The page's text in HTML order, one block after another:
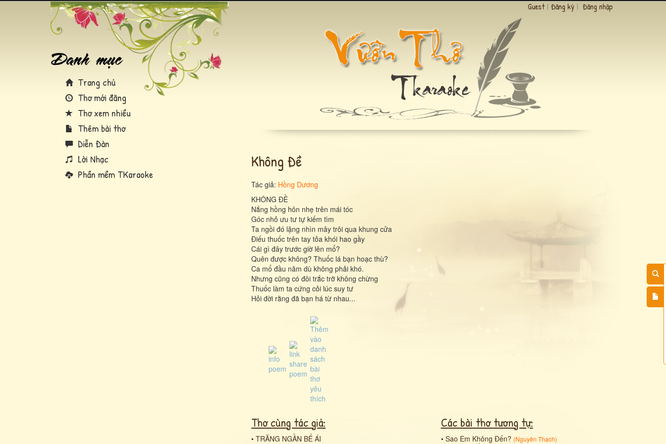
Trang chủ
Thơ mới đăng
Thơ xem nhiều
Thêm bài thơ
Diễn Đàn
Lời Nhạc
Phần mềm TKaraoke
Guest | Đăng ký | Đăng nhập
Không Đề
Tác giả: Hồng Dương
KHÔNG ĐỀ
Nắng hồng hôn nhẹ trên mái tóc
Góc nhỏ ưu tư tự kiếm tìm
Ta ngồi đó lặng nhìn mây trôi qua khung cửa
Điếu thuốc trên tay tỏa khói hao gầy
Cái gì đây trước giờ lên mổ?
Quên được không? Thuốc lá bạn hoạc thù?
Ca mổ đầu năm dù không phải khó.
Nhưng cũng có đôi trắc trỡ không chừng
Thuốc làm ta cứng cỏi lúc suy tư
Hỏi đời rằng đã bạn há từ nhau...
Thơ cùng tác giả:
• TRĂNG NGẦN BỂ ÁI
Các bài thơ tương tự:
• Sao Em Không Đến? (Nguyên Thạch)